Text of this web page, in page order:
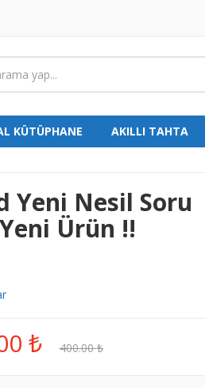
KÜTÜPHANE AKILLI TAHTA
Yeni Nesil Soru
Ürün !!
₺ 400.00₺